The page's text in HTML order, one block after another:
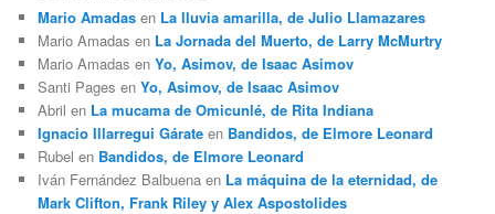
Mario Amadas en La lluvia amarilla, de Julio Llamazares
Mario Amadas en La Jornada del Muerto, de Larry McMurtry
Mario Amadas enYo, Asimov, de Isaac Asimov
Santi Pages enYo, Asimov, de Isaac Asimov
Abril en La mucama de Omicunlé, de Rita Indiana
Ignacio Illarregui Gárate en Bandidos, de Elmore Leonard
Rubel en Bandidos, de Elmore Leonard
Iván Fernández Balbuena en La máquina de la eternidad, de
Mark Clifton, Frank Riley y Alex Aspostolides